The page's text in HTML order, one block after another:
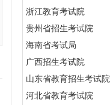
浙江教育考试院
贵州省招生考试院
海南省考试局
广西招生考试院
山东省教育招生考试院
河北省教育考试院